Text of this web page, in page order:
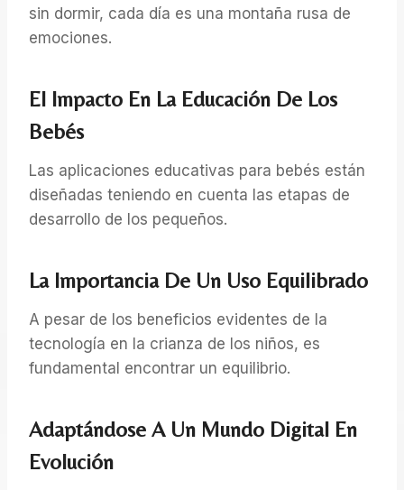
sin dormir, cada día es una montaña rusa de
emociones.
El Impacto En La Educación De Los
Bebés
Las aplicaciones educativas para bebés están
diseñadas teniendo en cuenta las etapas de
desarrollo de los pequeños.
La Importancia De Un Uso Equilibrado
A pesar de los beneficios evidentes de la
tecnología en la crianza de los niños, es
fundamental encontrar un equilibrio.
Adaptándose A Un Mundo Digital En
Evolución